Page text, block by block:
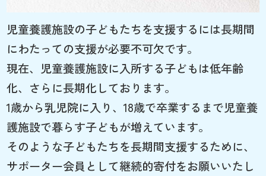
児童養護施設の子どもたちを支援するには長期間
にわたっての支援が必要不可欠です。
現在、児童養護施設に入所する子どもは低年齢
化、さらに長期化しております。
1歳から乳児院に入り、18歳で卒業するまで児童養
護施設で暮らす子どもが増えています。
そのような子どもたちを長期間支援するために、
サポーター会員として継続的寄付をお願いいたし